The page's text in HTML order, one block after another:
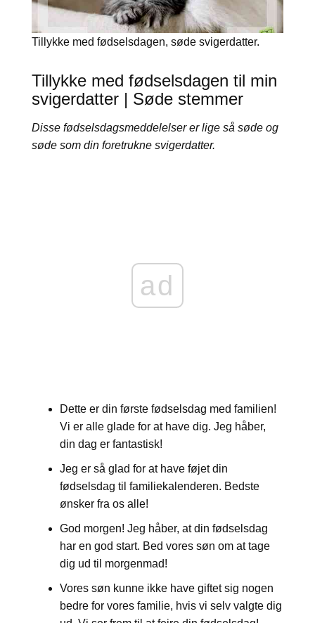
Tillykke med fødselsdagen, søde svigerdatter.
Tillykke med fødselsdagen til min
svigerdatter | Søde stemmer
Disse fødselsdagsmeddelelser er lige så søde og
søde som din foretrukne svigerdatter.
ad
Dette er din første fødselsdag med familien!
Vi er alle glade for at have dig. Jeg håber,
din dag er fantastisk!
Jeg er så glad for at have føjet din
fødselsdag til familiekalenderen. Bedste
ønsker fra os alle!
God morgen! Jeg håber, at din fødselsdag
har en god start. Bed vores søn om at tage
dig ud til morgenmad!
Vores søn kunne ikke have giftet sig nogen
bedre for vores familie, hvis vi selv valgte dig